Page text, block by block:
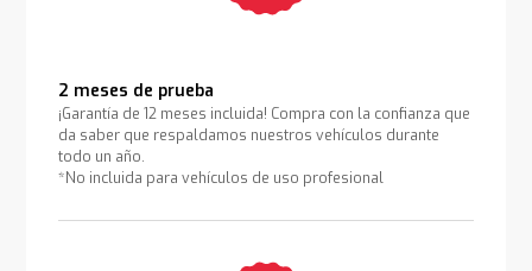
2 meses de prueba
¡Garantía de 12 meses incluida! Compra con la confianza que
da saber que respaldamos nuestros vehículos durante
todo un año.
*No incluida para vehículos de uso profesional